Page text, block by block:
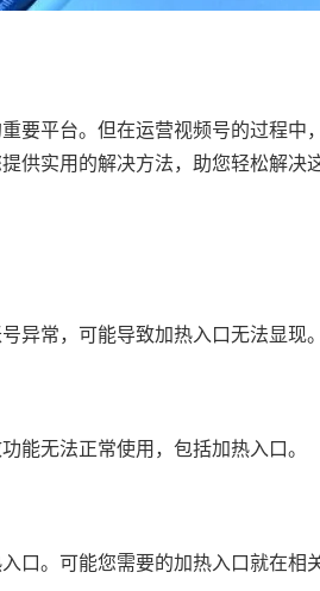
要平台。但在运营视频号的过程中
供实用的解决方法，助您轻松解决
异常，可能导致加热入口无法显现。
能无法正常使用，包括加热入口。
口。可能您需要的加热入口就在相